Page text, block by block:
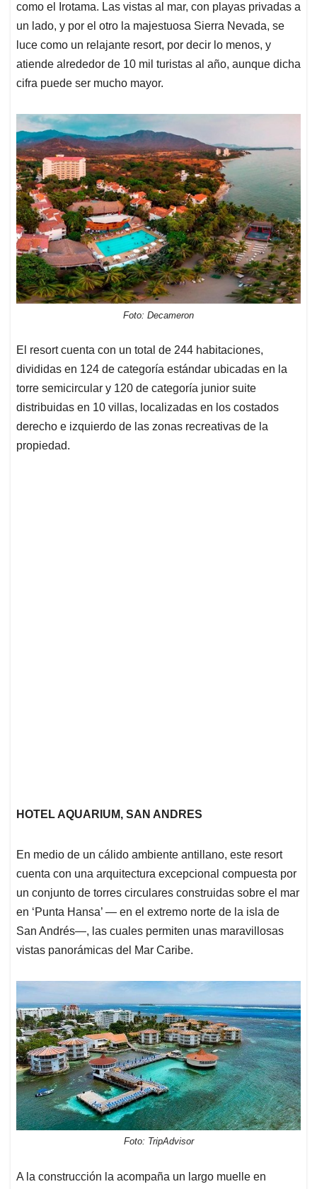
como el Irotama. Las vistas al mar, con playas privadas a
un lado, y por el otro la majestuosa Sierra Nevada, se
luce como un relajante resort, por decir lo menos, y
atiende alrededor de 10 mil turistas al año, aunque dicha
cifra puede ser mucho mayor.
Foto: Decameron
El resort cuenta con un total de 244 habitaciones,
divididas en 124 de categoría estándar ubicadas en la
torre semicircular y 120 de categoría junior suite
distribuidas en 10 villas, localizadas en los costados
derecho e izquierdo de las zonas recreativas de la
propiedad.
HOTEL AQUARIUM, SAN ANDRES
En medio de un cálido ambiente antillano, este resort
cuenta con una arquitectura excepcional compuesta por
un conjunto de torres circulares construidas sobre el mar
en ‘Punta Hansa’ — en el extremo norte de la isla de
San Andrés—, las cuales permiten unas maravillosas
vistas panorámicas del Mar Caribe.
Foto: TripAdvisor
A la construcción la acompaña un largo muelle en